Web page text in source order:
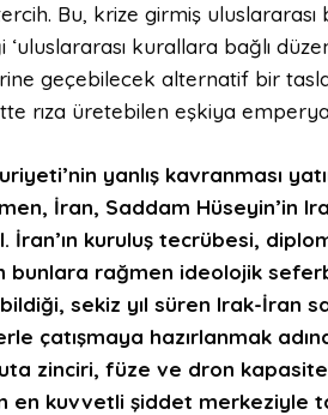
Bu, krize girmiş uluslararası
‘uluslararası kurallara bağlı
geçebilecek alternatif bir
rıza üretebilen eşkiya
yanlış kavranması
İran, Saddam Hüseyin’in
kuruluş tecrübesi,
bunlara rağmen ideolojik
sekiz yıl süren Irak-İran
çatışmaya hazırlanmak
zinciri, füze ve dron
en kuvvetli şiddet